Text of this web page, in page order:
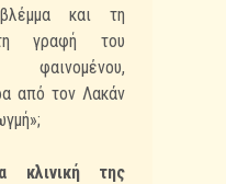
και τη
γραφή του
από τον Λακάν
κλινική της